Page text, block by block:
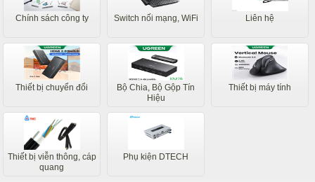
Chính sách công ty Switch nối mạng, WiFi Liên hệ
Thiết bị chuyển đổi
Bộ Chia, Bộ Gộp Tín
Hiệu
Thiết bị máy tính
Thiết bị viễn thông, cáp
quang
Phụ kiện DTECH